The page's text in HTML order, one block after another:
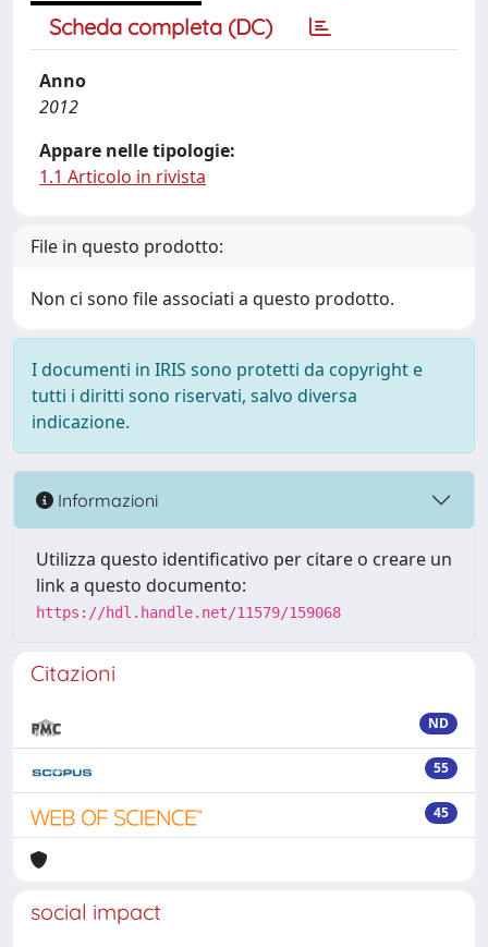
Scheda completa (DC)
Anno
2012
Appare nelle tipologie:
1.1 Articolo in rivista
File in questo prodotto:
Non ci sono file associati a questo prodotto.
I documenti in IRIS sono protetti da copyright e
tutti i diritti sono riservati, salvo diversa
indicazione.
Informazioni
Utilizza questo identificativo per citare o creare un
link a questo documento:
https://hdl.handle.net/11579/159068
Citazioni
ND
55
45
social impact